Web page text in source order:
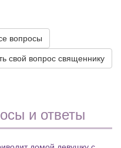
вопросы
свой вопрос священнику
и ответы